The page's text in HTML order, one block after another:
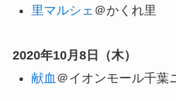
里マルシェ ＠かくれ里
2020年10月8日（木）
献血 ＠イオンモール千葉